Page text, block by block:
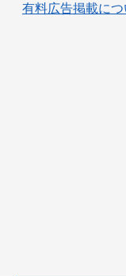
有料広告掲載につ